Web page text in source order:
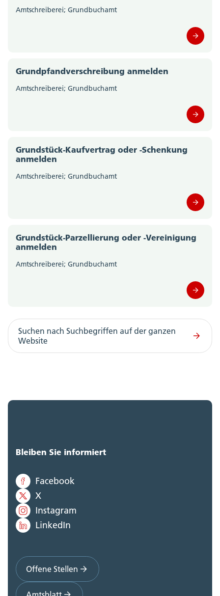
Amtschreiberei; Grundbuchamt
Grundpfandverschreibung anmelden
Amtschreiberei; Grundbuchamt
Grundstück-Kaufvertrag oder -Schenkung
anmelden
Amtschreiberei; Grundbuchamt
Grundstück-Parzellierung oder -Vereinigung
anmelden
Amtschreiberei; Grundbuchamt
Suchen nach Suchbegriffen auf der ganzen
Website
Bleiben Sie informiert
Facebook
X
Instagram
LinkedIn
Offene Stellen